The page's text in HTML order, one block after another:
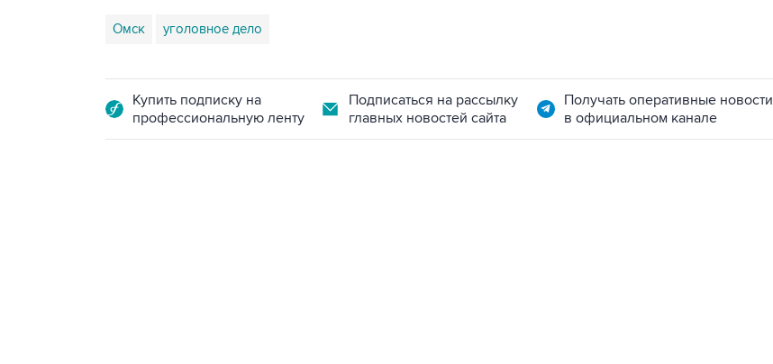
Омск уголовное дело
Купить подписку на
профессиональную ленту
Подписаться на рассылку
главных новостей сайта
Получать оперативные новости
в официальном канале